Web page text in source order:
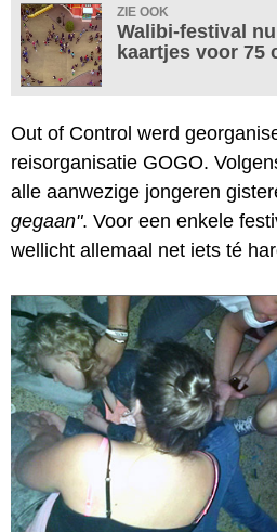
ZIE OOK
Walibi-festival
kaartjes voor 75
Out of Control werd
reisorganisatie GOGO.
alle aanwezige jongeren
gegaan". Voor een enkele
wellicht allemaal net iets té